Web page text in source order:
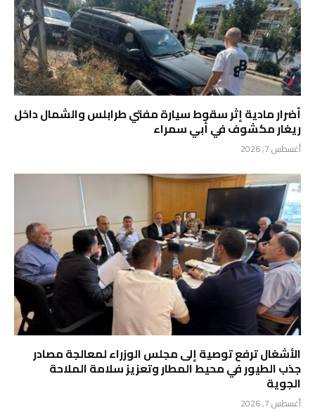
أضرار مادية إثر سقوط سيارة مفتي طرابلس والشمال داخل
ريغار مكشوف في أبي سمراء
أغسطس 7, 2026
الأشغال ترفع توصية إلى مجلس الوزراء لمعالجة مصادر
جذب الطيور في محيط المطار وتعزيز سلامة الملاحة
الجوية
أغسطس 7, 2026